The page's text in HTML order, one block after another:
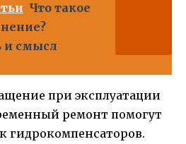
Что такое
и смысл
при эксплуатации
ремонт помогут
гидрокомпенсаторов.